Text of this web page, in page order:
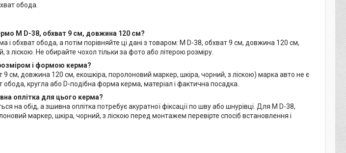
обода.
М D-38, обхват 9 см, довжина 120 см?
і обхват обода, а потім порівняйте ці дані з товаром: М D-38, обхват 9 см, довжина 120 см,
ліскою. Не обирайте чохол тільки за фото або літерою розміру.
і формою керма?
см, довжина 120 см, екошкіра, поролоновий маркер, шкіра, чорний, з ліскою) марка авто не є
кругла або D-подібна форма керма, матеріал і фактична посадка.
оплітка для цього керма?
на обід, а зшивна оплітка потребує акуратної фіксації по шву або шнурівці. Для М D-38,
маркер, шкіра, чорний, з ліскою перед монтажем перевірте спосіб встановлення і